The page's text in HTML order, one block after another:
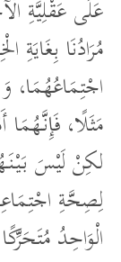
عَلَى عَقْلِيَّةِ
مُرَادُنَا
اجْتِمَاعُهُمَا،
مَثَلًا، فَإِنَّهُمَا
لكِنْ لَيْسَ
لِصِحَّةِ
الْوَاحِدُ